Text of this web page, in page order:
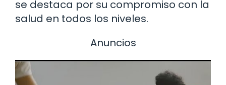
se destaca por su compromiso con la
salud en todos los niveles.
Anuncios